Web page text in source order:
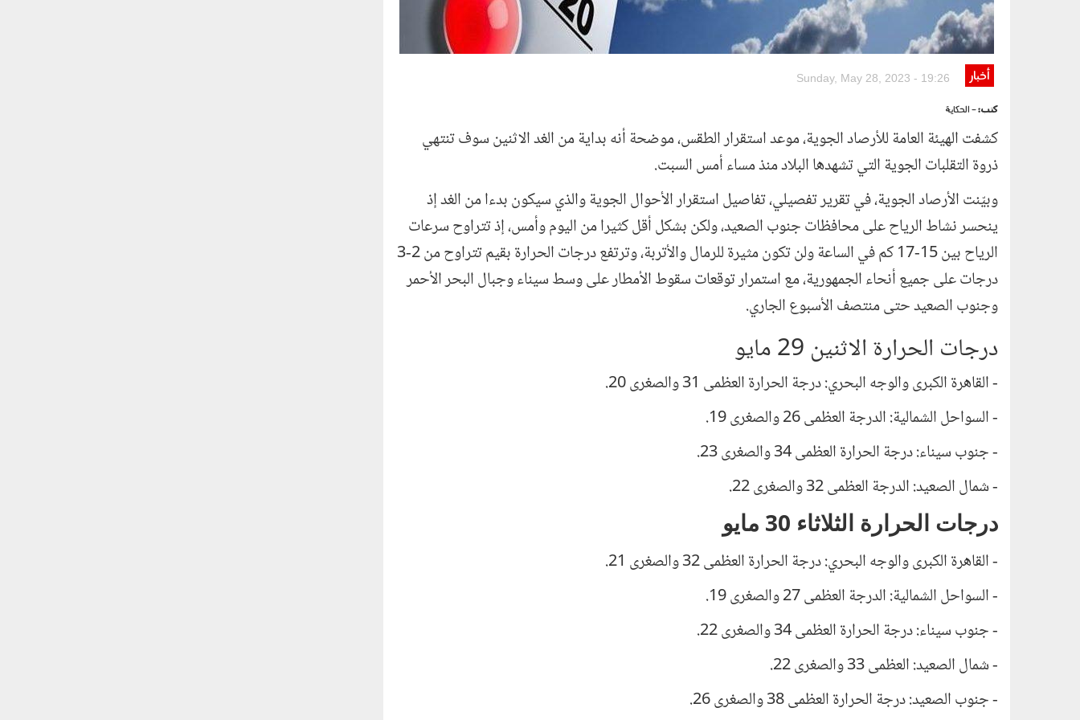
أخبار Sunday, May 28, 2023 - 19:26
كتب:- الحكاية
كشفت الهيئة العامة للأرصاد الجوية، موعد استقرار الطقس، موضحة أنه بداية من الغد الاثنين سوف تنتهي
ذروة التقلبات الجوية التي تشهدها البلاد منذ مساء أمس السبت.
وبيّنت الأرصاد الجوية، في تقرير تفصيلي، تفاصيل استقرار الأحوال الجوية والذي سيكون بدءا من الغد إذ
ينحسر نشاط الرياح على محافظات جنوب الصعيد، ولكن بشكل أقل كثيرا من اليوم وأمس، إذ تتراوح سرعات
الرياح بين 15-17 كم في الساعة ولن تكون مثيرة للرمال والأتربة، وترتفع درجات الحرارة بقيم تتراوح من 2-3
درجات على جميع أنحاء الجمهورية، مع استمرار توقعات سقوط الأمطار على وسط سيناء وجبال البحر الأحمر
وجنوب الصعيد حتى منتصف الأسبوع الجاري.
درجات الحرارة الاثنين 29 مايو
- القاهرة الكبرى والوجه البحري: درجة الحرارة العظمى 31 والصغرى 20.
- السواحل الشمالية: الدرجة العظمى 26 والصغرى 19.
- جنوب سيناء: درجة الحرارة العظمى 34 والصغرى 23.
- شمال الصعيد: الدرجة العظمى 32 والصغرى 22.
درجات الحرارة الثلاثاء 30 مايو
- القاهرة الكبرى والوجه البحري: درجة الحرارة العظمى 32 والصغرى 21.
- السواحل الشمالية: الدرجة العظمى 27 والصغرى 19.
- جنوب سيناء: درجة الحرارة العظمى 34 والصغرى 22.
- شمال الصعيد: العظمى 33 والصغرى 22.
- جنوب الصعيد: درجة الحرارة العظمى 38 والصغرى 26.